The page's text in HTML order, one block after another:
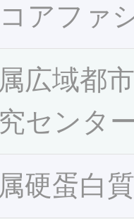
アファ
広域都
センタ
硬蛋白